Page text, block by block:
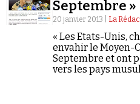
Septembre »
20 janvier 2013 | La
« Les Etats-Unis,
envahir le Moyen-
Septembre et ont
vers les pays